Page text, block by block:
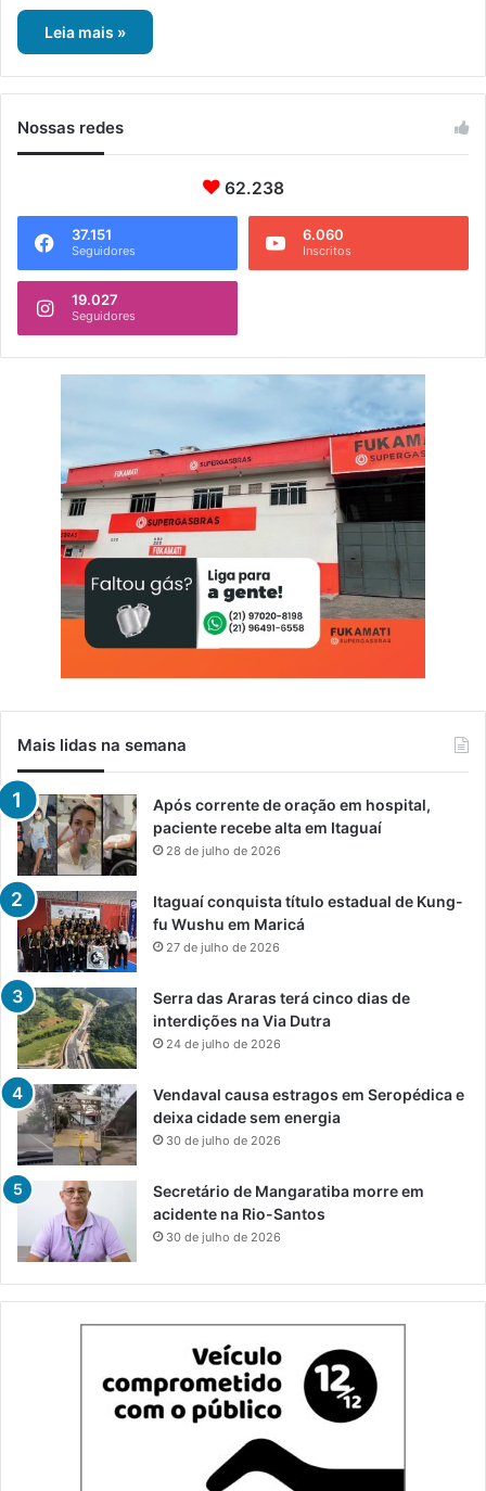
Leia mais »
Nossas redes
62.238
37.151
Seguidores
6.060
Inscritos
19.027
Seguidores
Mais lidas na semana
Após corrente de oração em hospital,
paciente recebe alta em Itaguaí
28 de julho de 2026
Itaguaí conquista título estadual de Kung-
fu Wushu em Maricá
27 de julho de 2026
Serra das Araras terá cinco dias de
interdições na Via Dutra
24 de julho de 2026
Vendaval causa estragos em Seropédica e
deixa cidade sem energia
30 de julho de 2026
Secretário de Mangaratiba morre em
acidente na Rio-Santos
30 de julho de 2026